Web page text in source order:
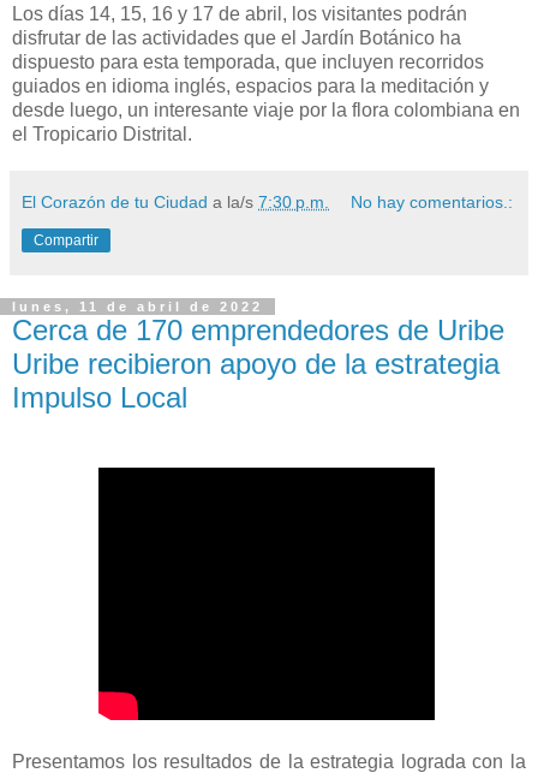
Los días 14, 15, 16 y 17 de abril, los visitantes podrán
disfrutar de las actividades que el Jardín Botánico ha
dispuesto para esta temporada, que incluyen recorridos
guiados en idioma inglés, espacios para la meditación y
desde luego, un interesante viaje por la flora colombiana en
el Tropicario Distrital.
El Corazón de tu Ciudad a la/s 7:30 p.m. No hay comentarios.:
Compartir
lunes, 11 de abril de 2022
Cerca de 170 emprendedores de Uribe
Uribe recibieron apoyo de la estrategia
Impulso Local
Presentamos los resultados de la estrategia lograda con la